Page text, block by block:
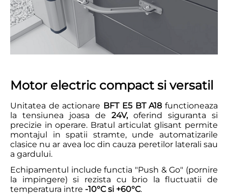
Motor electric compact si versatil
Unitatea de actionare BFT E5 BT A18 functioneaza
la tensiunea joasa de 24V,oferind siguranta si
precizie in operare. Bratul articulat glisant permite
montajul in spatii stramte, unde automatizarile
clasice nu ar avea loc din cauza peretilor laterali sau
a gardului.
Echipamentul include functia "Push & Go" (pornire
la impingere) si rezista cu brio la fluctuatii de
temperatura intre -10°C si +60°C.